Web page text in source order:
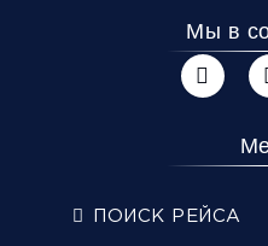
Мы в
ПОИСК РЕЙСА